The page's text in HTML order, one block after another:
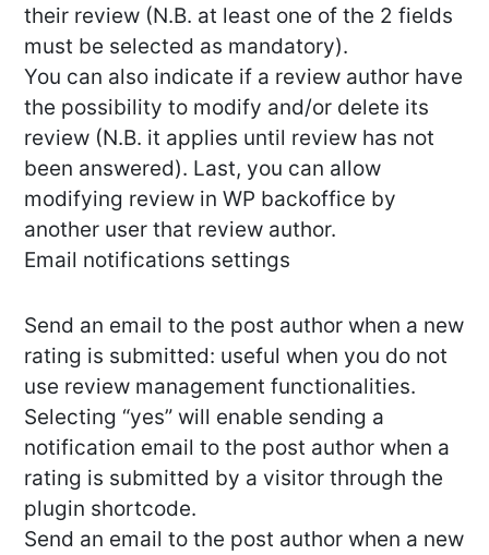
their review (N.B. at least one of the 2 fields
must be selected as mandatory).
You can also indicate if a review author have
the possibility to modify and/or delete its
review (N.B. it applies until review has not
been answered). Last, you can allow
modifying review in WP backoffice by
another user that review author.
Email notifications settings
Send an email to the post author when a new
rating is submitted: useful when you do not
use review management functionalities.
Selecting “yes” will enable sending a
notification email to the post author when a
rating is submitted by a visitor through the
plugin shortcode.
Send an email to the post author when a new